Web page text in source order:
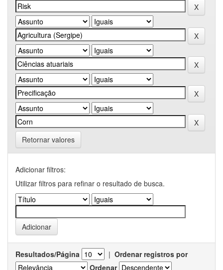
Retornar valores
Adicionar filtros:
Utilizar filtros para refinar o resultado de busca.
Resultados/Página | Ordenar registros por
Ordenar